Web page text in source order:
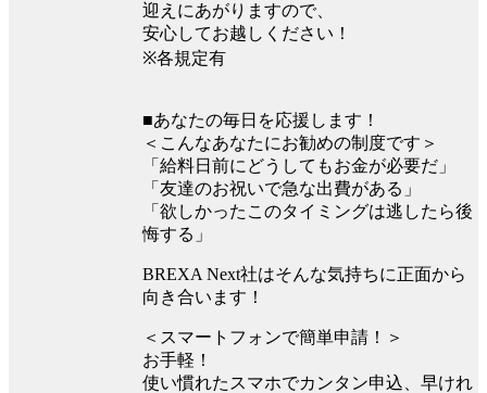
迎えにあがりますので、
安心してお越しください！
※各規定有
■あなたの毎日を応援します！
＜こんなあなたにお勧めの制度です＞
「給料日前にどうしてもお金が必要だ」
「友達のお祝いで急な出費がある」
「欲しかったこのタイミングは逃したら後
悔する」
BREXA Next社はそんな気持ちに正面から
向き合います！
＜スマートフォンで簡単申請！＞
お手軽！
使い慣れたスマホでカンタン申込、早けれ